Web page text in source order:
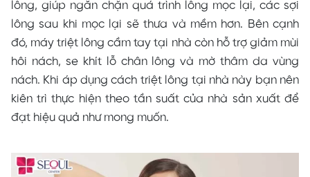
lông, giúp ngăn chặn quá trình lông mọc lại, các sợi
lông sau khi mọc lại sẽ thưa và mềm hơn. Bên cạnh
đó, máy triệt lông cầm tay tại nhà còn hỗ trợ giảm mùi
hôi nách, se khít lỗ chân lông và mờ thâm da vùng
nách. Khi áp dụng cách triệt lông tại nhà này bạn nên
kiên trì thực hiện theo tần suất của nhà sản xuất để
đạt hiệu quả như mong muốn.